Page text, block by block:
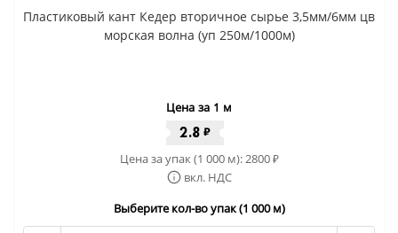
Пластиковый кант Кедер вторичное сырье 3,5мм/6мм цв
морская волна (уп 250м/1000м)
Цена за 1 м
2.8 ₽
Цена за упак (1 000 м):2800₽
вкл. НДС
Выберите кол-во упак (1 000 м)